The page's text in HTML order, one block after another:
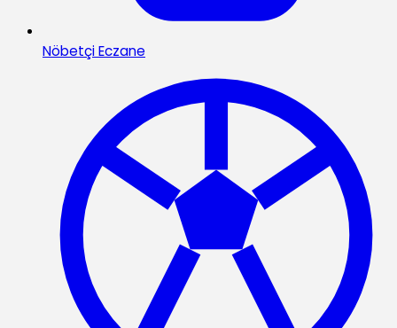
Nöbetçi Eczane